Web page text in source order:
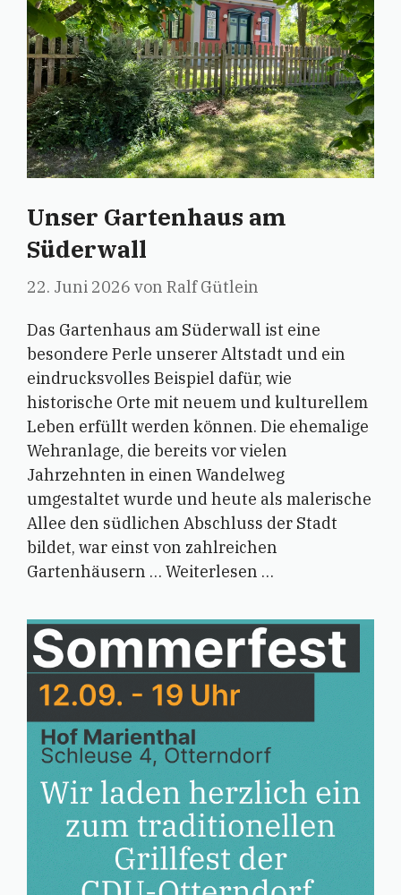
Unser Gartenhaus am
Süderwall
22. Juni 2026 von Ralf Gütlein
Das Gartenhaus am Süderwall ist eine
besondere Perle unserer Altstadt und ein
eindrucksvolles Beispiel dafür, wie
historische Orte mit neuem und kulturellem
Leben erfüllt werden können. Die ehemalige
Wehranlage, die bereits vor vielen
Jahrzehnten in einen Wandelweg
umgestaltet wurde und heute als malerische
Allee den südlichen Abschluss der Stadt
bildet, war einst von zahlreichen
Gartenhäusern … Weiterlesen …